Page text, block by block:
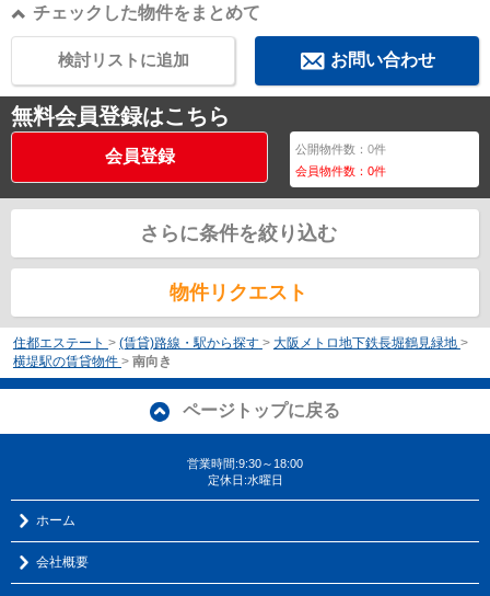
チェックした物件をまとめて
お問い合わせ
検討リストに追加
無料会員登録はこちら
会員登録 公開物件数：0件
会員物件数：0件
さらに条件を絞り込む
物件リクエスト
住都エステート > (賃貸)路線・駅から探す > 大阪メトロ地下鉄長堀鶴見緑地 >
横堤駅の賃貸物件 > 南向き
ページトップに戻る
営業時間:9:30～18:00
定休日:水曜日
ホーム
会社概要